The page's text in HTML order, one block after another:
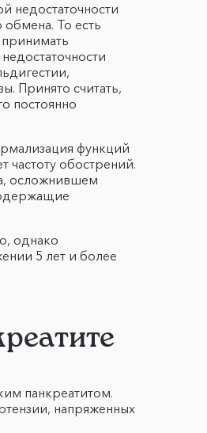
недостаточности
То есть
Принято считать,
постоянно
функций
частоту обострений.
осложнившем
однако
5 лет и более
панкреатитом.
напряженных